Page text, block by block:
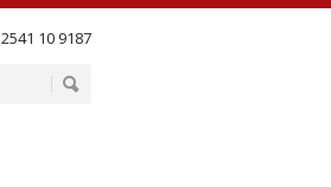
2541 10 9187